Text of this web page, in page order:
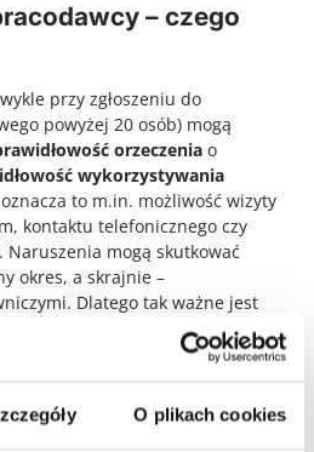
O plikach cookies
– czego
przy zgłoszeniu do
powyżej 20 osób) mogą
orzeczenia o
wykorzystywania
to m.in. możliwość wizyty
kontaktu telefonicznego czy
mogą skutkować
okres, a skrajnie –
Dlatego tak ważne jest
spójności informacji
dzieckiem lub